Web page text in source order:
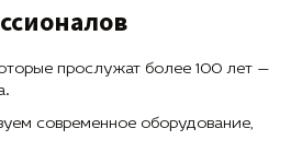
прослужат более 100 лет —
современное оборудование,